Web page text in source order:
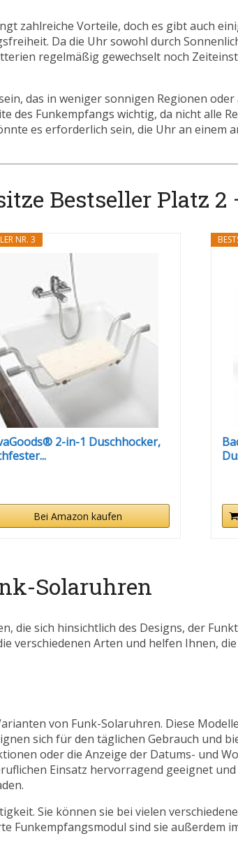
zahlreiche Vorteile, doch es gibt auch
Da die Uhr sowohl durch
regelmäßig gewechselt noch
das in weniger sonnigen Regionen
des Funkempfangs wichtig, da nicht alle
es erforderlich sein, die Uhr an einem
Bestseller Platz 2
NR. 3
2-in-1 Duschhocker,
Bei Amazon kaufen
Solaruhren
die sich hinsichtlich des Designs, der
verschiedenen Arten und helfen Ihnen,
von Funk-Solaruhren. Diese
sich für den täglichen Gebrauch und
oder die Anzeige der Datums- und
Einsatz hervorragend geeignet
Sie können sie bei vielen
Funkempfangsmodul sind sie außerdem